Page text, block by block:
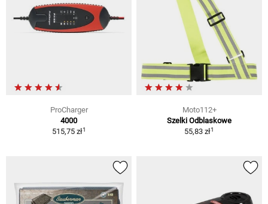
ProCharger
4000
515,75 zł1
Moto112+
Szelki Odblaskowe
55,83 zł1